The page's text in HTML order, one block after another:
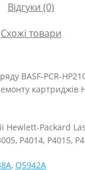
Відгуки (0)
Схожі товари
BASF-PCR-
картриджів
Hewlett-Packard
P4014, P4015,
, Q5942A